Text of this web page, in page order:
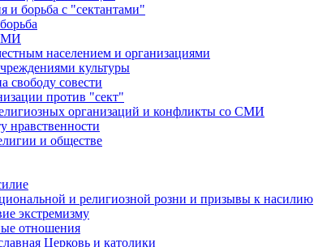
и борьба с "сектантами"
населением и организациями
культуры
свободу совести
против "сект"
организаций и конфликты со СМИ
нравственности
и обществе
и религиозной розни и призывы к насилию
экстремизму
отношения
Церковь и католики